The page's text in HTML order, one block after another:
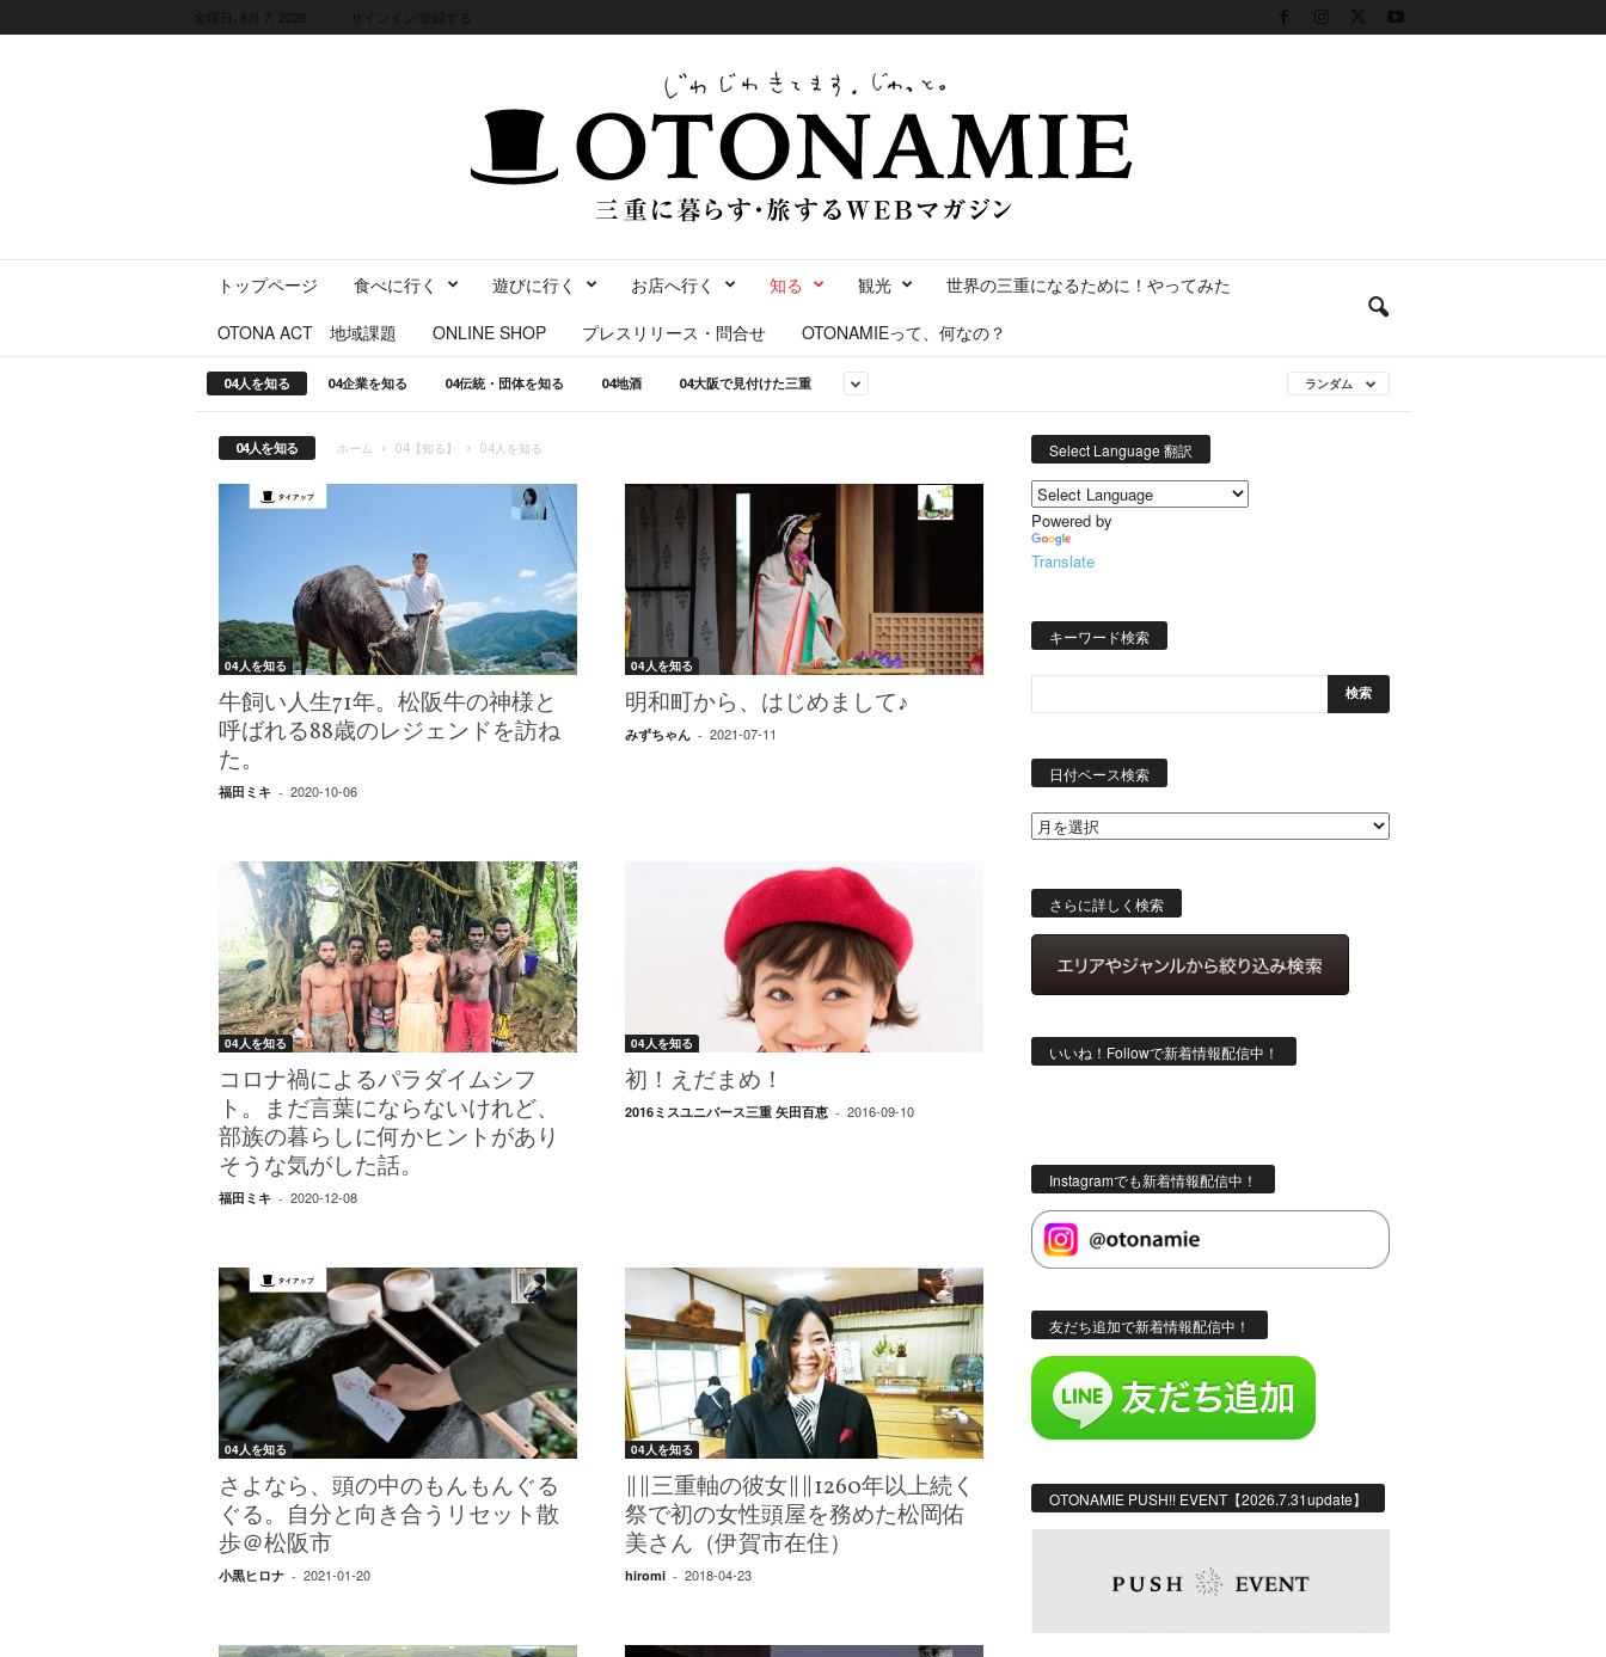
金曜日, 8月 7, 2026
トップページ 食べに行く 遊びに行く お店へ行く 知る 観光
世界の三重になるために！やってみた
OTONA ACT 地域課題
ONLINE SHOP プレスリリース・問合せ OTONAMIEって、何なの？
04人を知る 04企業を知る 04伝統・団体を知る 04地酒 04大阪で見付けた三重 ランダム
04人を知る ホーム 04【知る】 04人を知る
04人を知る
牛飼い人生71年。松阪牛の神様と
呼ばれる88歳のレジェンドを訪ね
た。
福田ミキ - 2020-10-06
04人を知る
明和町から、はじめまして♪
みずちゃん - 2021-07-11
04人を知る
コロナ禍によるパラダイムシフ
ト。まだ言葉にならないけれど、
部族の暮らしに何かヒントがあり
そうな気がした話。
福田ミキ - 2020-12-08
04人を知る
初！えだまめ！
2016ミスユニバース三重 矢田百恵 - 2016-09-10
04人を知る
さよなら、頭の中のもんもんぐる
ぐる。自分と向き合うリセット散
歩＠松阪市
小黒ヒロナ - 2021-01-20
04人を知る
∥∥三重軸の彼女∥∥1260年以上続く
祭で初の女性頭屋を務めた松岡佑
美さん（伊賀市在住）
hiromi - 2018-04-23
Select Language 翻訳
Powered by
Translate
キーワード検索
日付ベース検索
索
さらに詳しく検索
いいね！Followで新着情報配信中！
Instagramでも新着情報配信中！
友だち追加で新着情報配信中！
OTONAMIE PUSH!! EVENT【2026.7.31update】